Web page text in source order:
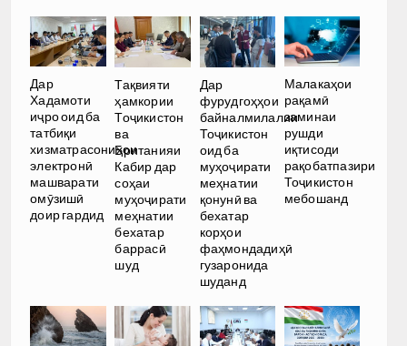
Дар
Хадамоти
иҷро оид ба
татбиқи
хизматрасониҳои
электронӣ
машварати
омӯзишӣ
доир гардид
Тақвияти
ҳамкории
Тоҷикистон
ва
Британияи
Кабир дар
соҳаи
муҳоҷирати
меҳнатии
бехатар
баррасӣ
шуд
Дар
фурудгоҳҳои
байналмилалии
Тоҷикистон
оид ба
муҳоҷирати
меҳнатии
қонунӣ ва
бехатар
корҳои
фаҳмондадиҳӣ
гузаронида
шуданд
Малакаҳои
рақамӣ
заминаи
рушди
иқтисоди
рақобатпазири
Тоҷикистон
мебошанд